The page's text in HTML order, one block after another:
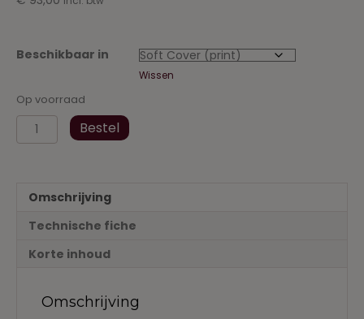
Beschikbaar in
Wissen
Op voorraad
EOT-
overeenkomsten
Wetgevende
innovaties
modelclausules
Bestel
Omschrijving
Technische fiche
Korte inhoud
Omschrijving